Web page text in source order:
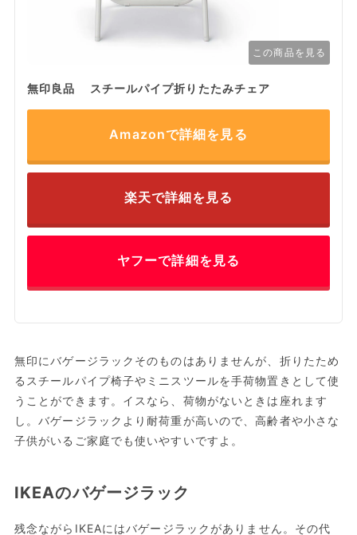
この商品を見る
無印良品 スチールパイプ折りたたみチェア
Amazonで詳細を見る
楽天で詳細を見る
ヤフーで詳細を見る
無印にバゲージラックそのものはありませんが、折りたため
るスチールパイプ椅子やミニスツールを手荷物置きとして使
うことができます。イスなら、荷物がないときは座れます
し。バゲージラックより耐荷重が高いので、高齢者や小さな
子供がいるご家庭でも使いやすいですよ。
IKEAのバゲージラック
残念ながらIKEAにはバゲージラックがありません。その代